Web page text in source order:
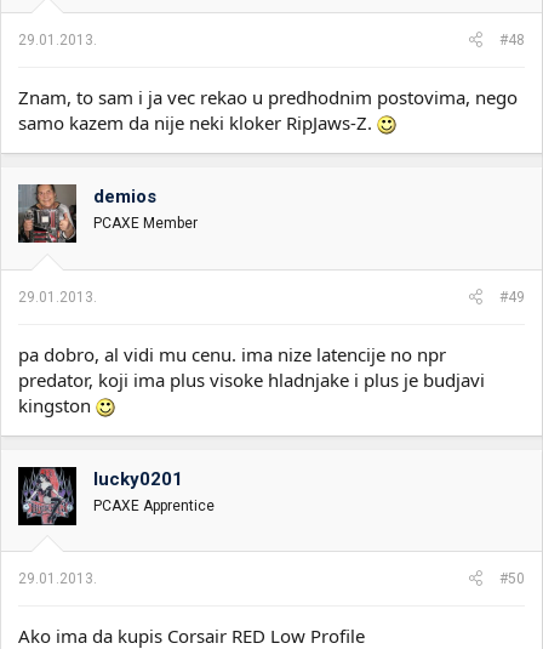
29.01.2013. #48
Znam, to sam i ja vec rekao u predhodnim postovima, nego
samo kazem da nije neki kloker RipJaws-Z.
demios
PCAXE Member
29.01.2013. #49
pa dobro, al vidi mu cenu. ima nize latencije no npr
predator, koji ima plus visoke hladnjake i plus je budjavi
kingston
lucky0201
PCAXE Apprentice
29.01.2013. #50
Ako ima da kupis Corsair RED Low Profile